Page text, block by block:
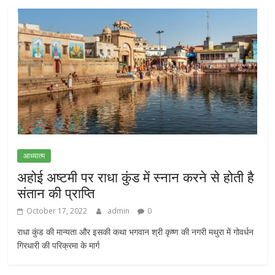
आध्यात्म
अहोई अष्टमी पर राधा कुंड में स्नान करने से होती है
संतान की प्राप्ति
October 17, 2022 admin 0
राधा कुंड की मान्यता और इसकी कथा भगवान श्री कृष्ण की नगरी मथुरा में गोवर्धन
गिरधारी की परिक्रमा के मार्ग